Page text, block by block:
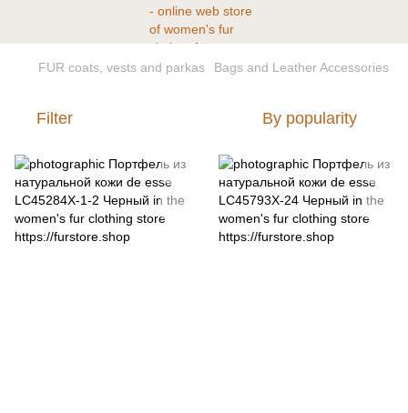
FUR coats, vests and parkas Bags and Leather Accessories
Filter By popularity